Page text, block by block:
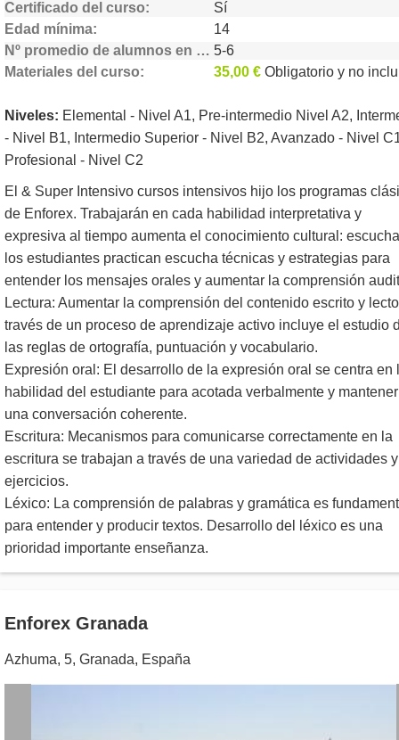
Certificado del curso
Sí
Edad mínima
14
Nº promedio de alumnos en clase 5-6
Materiales del curso
35,00 € Obligatorio y no
Niveles: Elemental - Nivel A1, Pre-intermedio Nivel A2,
- Nivel B1, Intermedio Superior - Nivel B2, Avanzado - Nivel
Profesional - Nivel C2
El & Super Intensivo cursos intensivos hijo los programas
de Enforex. Trabajarán en cada habilidad interpretativa y
expresiva al tiempo aumenta el conocimiento cultural:
los estudiantes practican escucha técnicas y estrategias para
entender los mensajes orales y aumentar la comprensión
Lectura: Aumentar la comprensión del contenido escrito y
través de un proceso de aprendizaje activo incluye el estudio
las reglas de ortografía, puntuación y vocabulario.
Expresión oral: El desarrollo de la expresión oral se centra en
habilidad del estudiante para acotada verbalmente y mantener
una conversación coherente.
Escritura: Mecanismos para comunicarse correctamente en la
escritura se trabajan a través de una variedad de actividades y
ejercicios.
Léxico: La comprensión de palabras y gramática es
para entender y producir textos. Desarrollo del léxico es una
prioridad importante enseñanza.
Enforex Granada
Azhuma, 5, Granada, España